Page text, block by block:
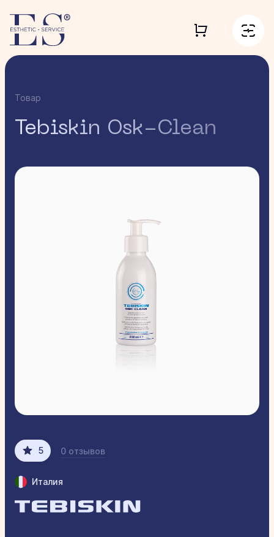
Товар
Tebiskin Osk-Clean
5 0 отзывов
Италия